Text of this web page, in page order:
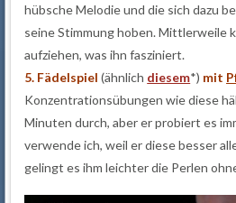
hübsche Melodie und die sich dazu
seine Stimmung hoben. Mittlerweile
aufziehen, was ihn fasziniert.
5. Fädelspiel (ähnlich diesem*) mit
Konzentrationsübungen wie diese
Minuten durch, aber er probiert es
verwende ich, weil er diese besser
gelingt es ihm leichter die Perlen